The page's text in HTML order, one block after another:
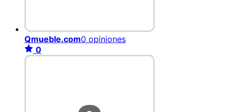
Qmueble.com0 opiniones
0